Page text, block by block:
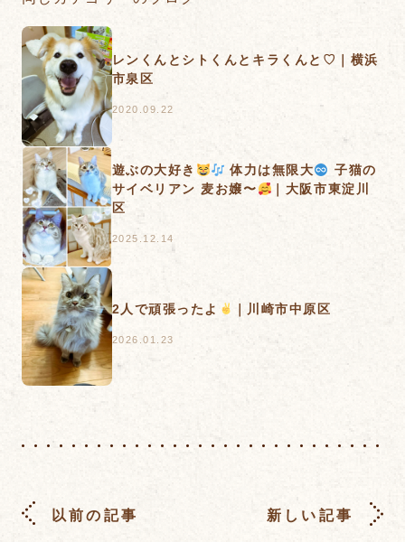
レンくんとシトくんとキラくんと♡｜横浜
市泉区
2020.09.22
遊ぶの大好き 体力は無限大
子猫の
サイベリアン 麦お嬢〜
｜大阪市東淀川
区
2025.12.14
2人で頑張ったよ ｜川崎市中原区
2026.01.23
以前の記事 新しい記事